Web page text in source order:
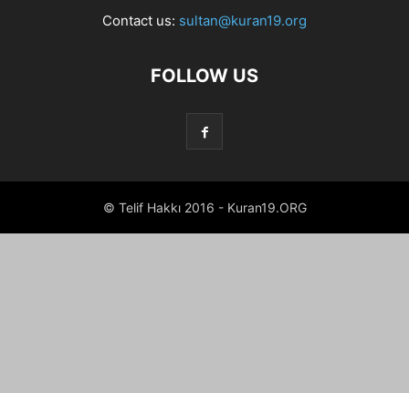
Contact us: sultan@kuran19.org
FOLLOW US
© Telif Hakkı 2016 - Kuran19.ORG